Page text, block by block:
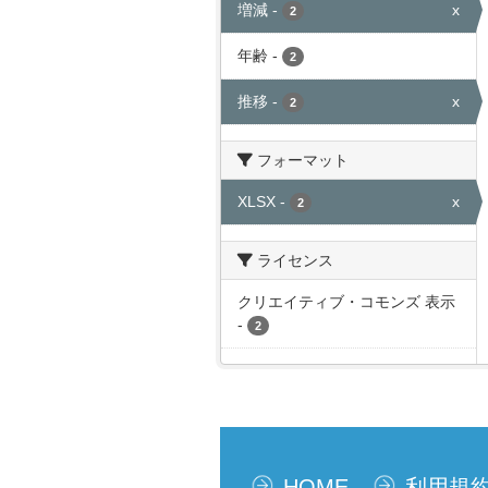
増減 - 2 x
年齢 - 2
推移 - 2 x
フォーマット
XLSX - 2 x
ライセンス
クリエイティブ・コモンズ 表示
-
2